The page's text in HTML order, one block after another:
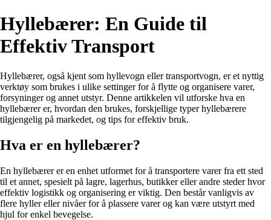
Hyllebærer: En Guide til
Effektiv Transport
Hyllebærer, også kjent som hyllevogn eller transportvogn, er et nyttig
verktøy som brukes i ulike settinger for å flytte og organisere varer,
forsyninger og annet utstyr. Denne artikkelen vil utforske hva en
hyllebærer er, hvordan den brukes, forskjellige typer hyllebærere
tilgjengelig på markedet, og tips for effektiv bruk.
Hva er en hyllebærer?
En hyllebærer er en enhet utformet for å transportere varer fra ett sted
til et annet, spesielt på lagre, lagerhus, butikker eller andre steder hvor
effektiv logistikk og organisering er viktig. Den består vanligvis av
flere hyller eller nivåer for å plassere varer og kan være utstyrt med
hjul for enkel bevegelse.